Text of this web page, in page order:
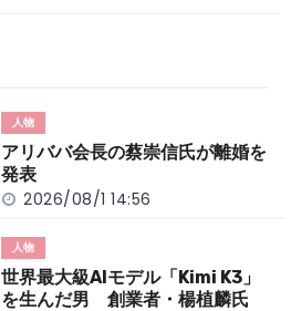
n
k
人物
アリババ会長の蔡崇信氏が離婚を
発表
2026/08/1 14:56
人物
世界最大級AIモデル「Kimi K3」
を生んだ男 創業者・楊植麟氏